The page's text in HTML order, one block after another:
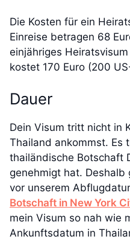
Die Kosten für ein
Einreise betragen 68
einjähriges
kostet 170 Euro (200
Dauer
Dein Visum tritt nicht in
Thailand ankommst. Es
thailändische Botschaft
genehmigt hat. Deshalb
vor unserem
Botschaft in New York
mein Visum so nah wie
Ankunftsdatum in